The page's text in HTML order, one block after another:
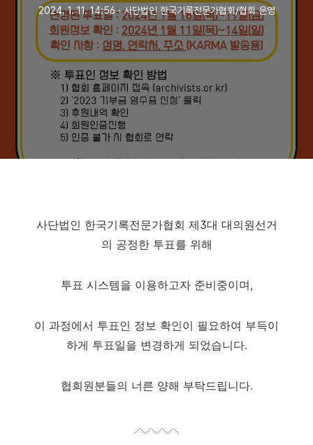
2024. 1. 11. 14:56ㆍ사단법인 한국기록전문가협회/협회 운영
사단법인 한국기록전문가협회 제3대 대의원선거
의 공정한 투표를 위해
투표 시스템을 이용하고자 준비중이며,
이 과정에서 투표인 정보 확인이 필요하여 부득이
하게 투표일을 변경하게 되었습니다.
협회원분들의 너른 양해 부탁드립니다.